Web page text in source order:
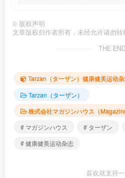
© 版权声明
文章版权归作者所有，未经允许请勿转
THE
Tarzan（ターザン）健康健美运动
Tarzan（ターザン）
株式会社マガジンハウス（
# マガジンハウス
# ターザン
# 健康健美运动杂志
喜欢就支持